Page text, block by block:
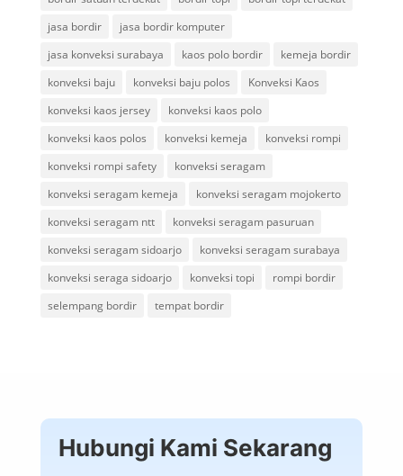
jasa bordir
jasa bordir komputer
jasa konveksi surabaya
kaos polo bordir
kemeja bordir
konveksi baju
konveksi baju polos
Konveksi Kaos
konveksi kaos jersey
konveksi kaos polo
konveksi kaos polos
konveksi kemeja
konveksi rompi
konveksi rompi safety
konveksi seragam
konveksi seragam kemeja
konveksi seragam mojokerto
konveksi seragam ntt
konveksi seragam pasuruan
konveksi seragam sidoarjo
konveksi seragam surabaya
konveksi seraga sidoarjo
konveksi topi
rompi bordir
selempang bordir
tempat bordir
Hubungi Kami Sekarang